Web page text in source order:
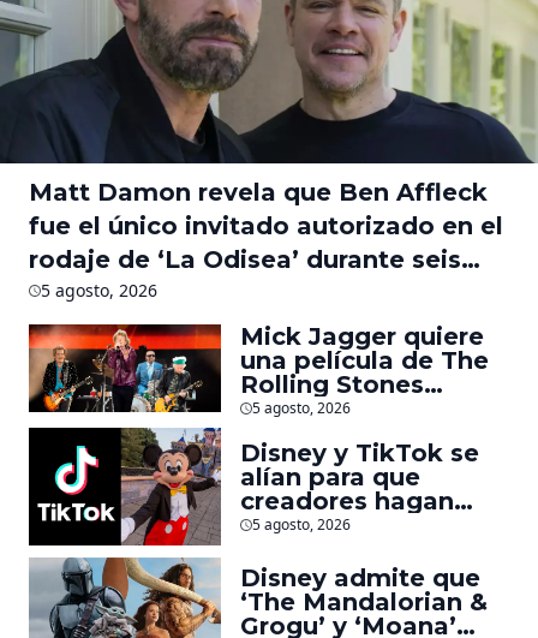
Matt Damon revela que Ben Affleck
fue el único invitado autorizado en el
rodaje de ‘La Odisea’ durante seis
meses
5 agosto, 2026
Mick Jagger quiere
una película de The
Rolling Stones
inspirado por los
Beatles
5 agosto, 2026
Disney y TikTok se
alían para que
creadores hagan
videos con
Marvel, Pixar y ‘Star
Wars’
5 agosto, 2026
Disney admite que
‘The Mandalorian &
Grogu’ y ‘Moana’